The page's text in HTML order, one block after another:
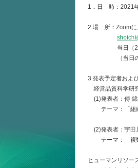
1．日 時：2021
2.場 所：Zoomに
当日（2月20日
（当日のご連
3.発表予定者およ
経営品質科学研
(1)発表者：傅 錦
テーマ：「組織
(2)発表者：宇田
テーマ：「複数
ヒューマンリソー